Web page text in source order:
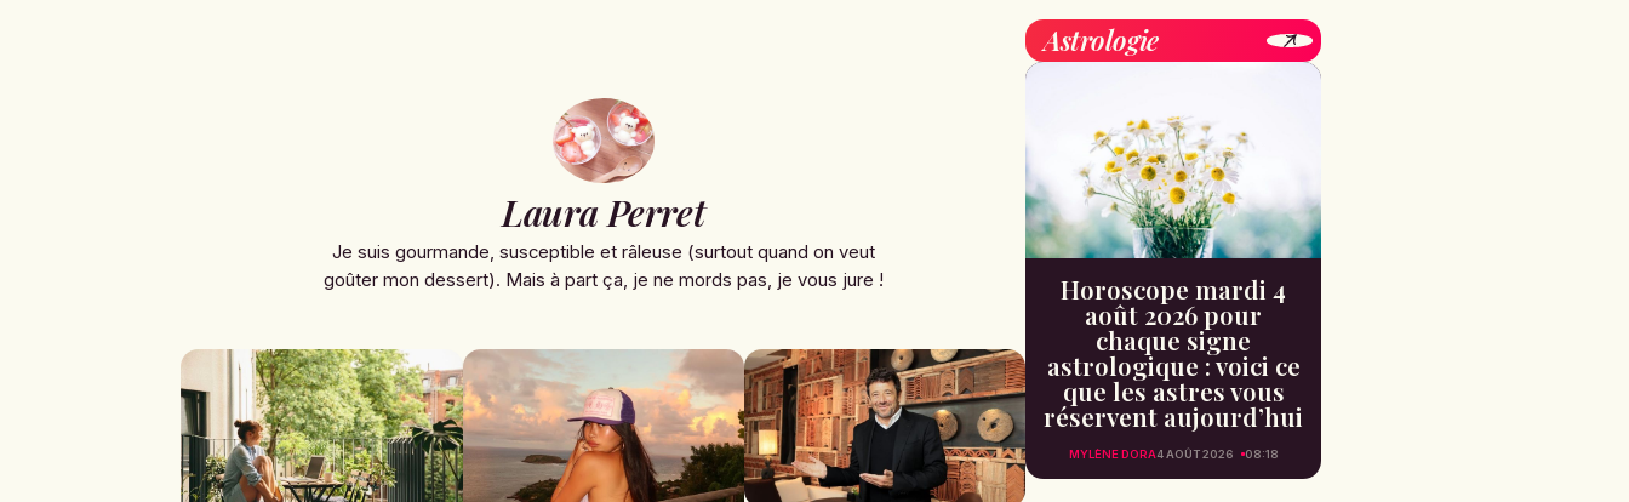
Laura Perret
Je suis gourmande, susceptible et râleuse (surtout quand on veut
goûter mon dessert). Mais à part ça, je ne mords pas, je vous jure !
Astrologie
Horoscope mardi 4
août 2026 pour
chaque signe
astrologique : voici ce
que les astres vous
réservent aujourd’hui
MYLÈNE DORA4 AOÛT 2026 08:18